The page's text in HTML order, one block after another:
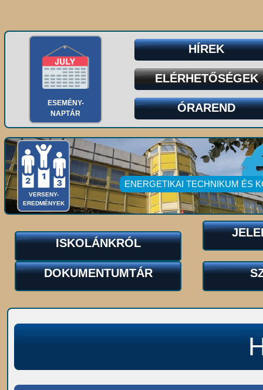
ESEMÉNY-
NAPTÁR
HÍREK
ELÉRHETŐSÉGEK
ÓRAREND
VERSENY-
EREDMÉNYEK
ENERGETIKAI TECHNIKUM ÉS
ISKOLÁNKRÓL
DOKUMENTUMTÁR